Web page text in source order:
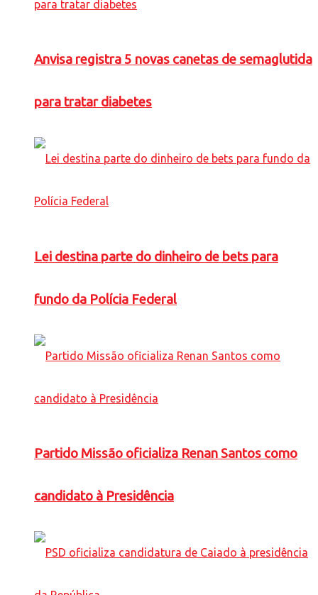
Anvisa registra 5 novas canetas de semaglutida
para tratar diabetes
Lei destina parte do dinheiro de bets para
fundo da Polícia Federal
Partido Missão oficializa Renan Santos como
candidato à Presidência